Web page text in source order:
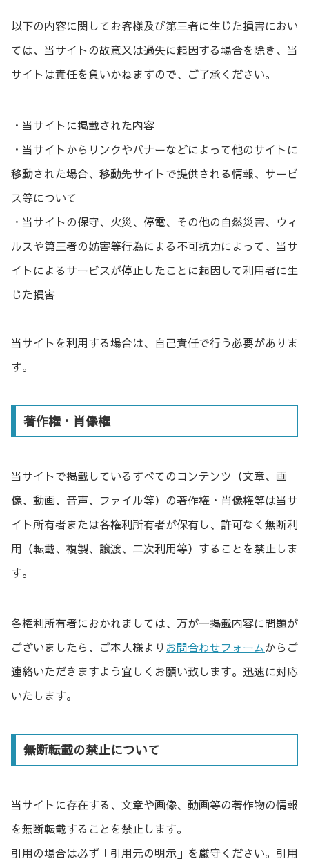
以下の内容に関してお客様及び第三者に生じた損害におい
ては、当サイトの故意又は過失に起因する場合を除き、当
サイトは責任を負いかねますので、ご了承ください。
・当サイトに掲載された内容
・当サイトからリンクやバナーなどによって他のサイトに
移動された場合、移動先サイトで提供される情報、サービ
ス等について
・当サイトの保守、火災、停電、その他の自然災害、ウィ
ルスや第三者の妨害等行為による不可抗力によって、当サ
イトによるサービスが停止したことに起因して利用者に生
じた損害
当サイトを利用する場合は、自己責任で行う必要がありま
す。
著作権・肖像権
当サイトで掲載しているすべてのコンテンツ（文章、画
像、動画、音声、ファイル等）の著作権・肖像権等は当サ
イト所有者または各権利所有者が保有し、許可なく無断利
用（転載、複製、譲渡、二次利用等）することを禁止しま
す。
各権利所有者におかれましては、万が一掲載内容に問題が
ございましたら、ご本人様より お問合わせフォームからご
連絡いただきますよう宜しくお願い致します。迅速に対応
いたします。
無断転載の禁止について
当サイトに存在する、文章や画像、動画等の著作物の情報
を無断転載することを禁止します。
引用の場合は必ず「引用元の明示」を厳守ください。引用